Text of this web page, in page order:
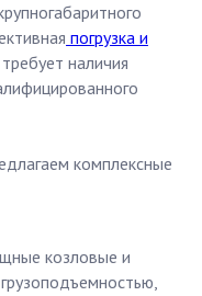
погрузка и
требует наличия
комплексные
козловые и